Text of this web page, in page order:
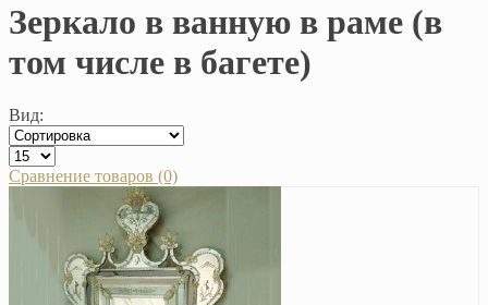
Зеркало в ванную в раме (в
том числе в багете)
Вид:
Сравнение товаров (0)